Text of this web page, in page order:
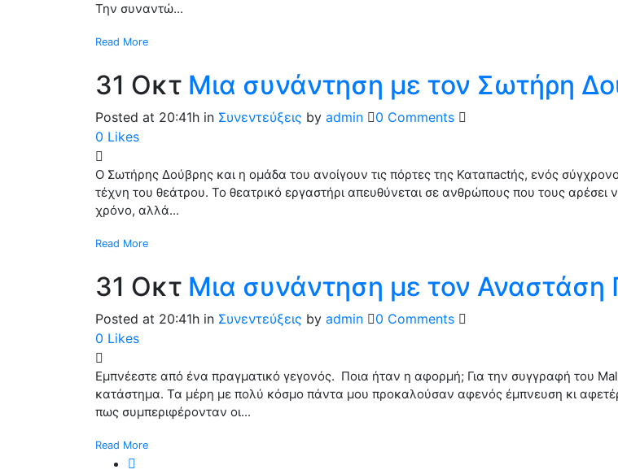
Την συναντώ...
Read More
31 Οκτ Μια συνάντηση με τον Σωτήρη
Posted at 20:41h in Συνεντεύξεις by admin
0 Comments
0 Likes
Ο Σωτήρης Δούβρης και η ομάδα του ανοίγουν τις πόρτες της Καταπactής, ενός
τέχνη του θεάτρου. Το θεατρικό εργαστήρι απευθύνεται σε ανθρώπους που τους
χρόνο, αλλά...
Read More
31 Οκτ Μια συνάντηση με τον Αναστάση
Posted at 20:41h in Συνεντεύξεις by admin
0 Comments
0 Likes
Εμπνέεστε από ένα πραγματικό γεγονός. Ποια ήταν η αφορμή; Για την συγγραφή του
κατάστημα. Τα μέρη με πολύ κόσμο πάντα μου προκαλούσαν αφενός έμπνευση κι
πως συμπεριφέρονταν οι...
Read More